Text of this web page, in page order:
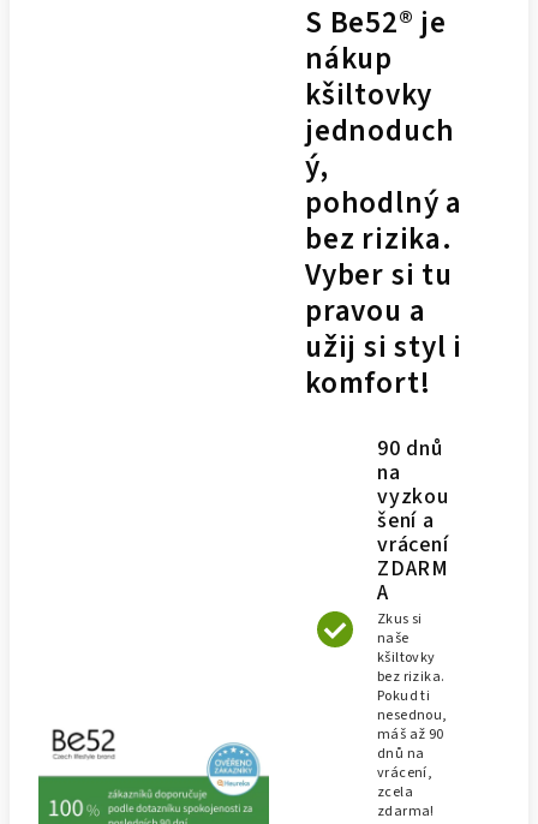
S Be52® je
nákup
kšiltovky
jednoduch
ý,
pohodlný a
bez rizika.
Vyber si tu
pravou a
užij si styl i
komfort!
90 dnů
na
vyzkou
šení a
vrácení
ZDARM
A
Zkus si
naše
kšiltovky
bez rizika.
Pokud ti
nesednou,
máš až 90
dnů na
vrácení,
zcela
zdarma!